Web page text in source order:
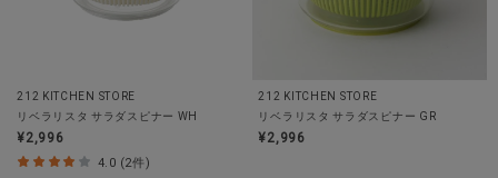
212 KITCHEN STORE
リベラリスタ サラダスピナー WH
¥2,996
4.0 (2件)
212 KITCHEN STORE
リベラリスタ サラダスピナー GR
¥2,996